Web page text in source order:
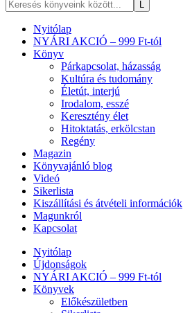
Nyitólap
NYÁRI AKCIÓ – 999 Ft-tól
Könyv
Párkapcsolat, házasság
Kultúra és tudomány
Életút, interjú
Irodalom, esszé
Keresztény élet
Hitoktatás, erkölcstan
Regény
Magazin
Könyvajánló blog
Videó
Sikerlista
Kiszállítási és átvételi információk
Magunkról
Kapcsolat
Nyitólap
Újdonságok
NYÁRI AKCIÓ – 999 Ft-tól
Könyvek
Előkészületben